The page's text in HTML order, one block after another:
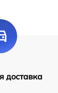
доставка